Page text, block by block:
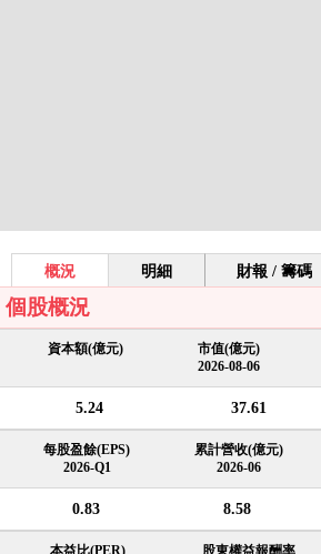
概況 明細 財報 / 籌碼
個股概況
資本額(億元)
市值(億元)
2026-08-06
5.24 37.61
每股盈餘(EPS)
2026-Q1
累計營收(億元)
2026-06
0.83 8.58
本益比(PER)
股東權益報酬率